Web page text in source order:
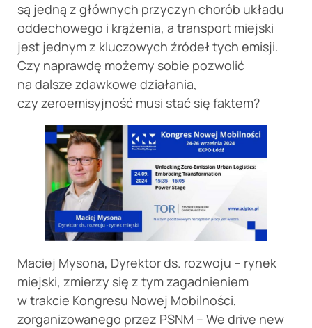
są jedną z głównych przyczyn chorób układu
oddechowego i krążenia, a transport miejski
jest jednym z kluczowych źródeł tych emisji.
Czy naprawdę możemy sobie pozwolić
na dalsze zdawkowe działania,
czy zeroemisyjność musi stać się faktem?
Maciej Mysona, Dyrektor ds. rozwoju – rynek
miejski, zmierzy się z tym zagadnieniem
w trakcie Kongresu Nowej Mobilności,
zorganizowanego przez PSNM – We drive new